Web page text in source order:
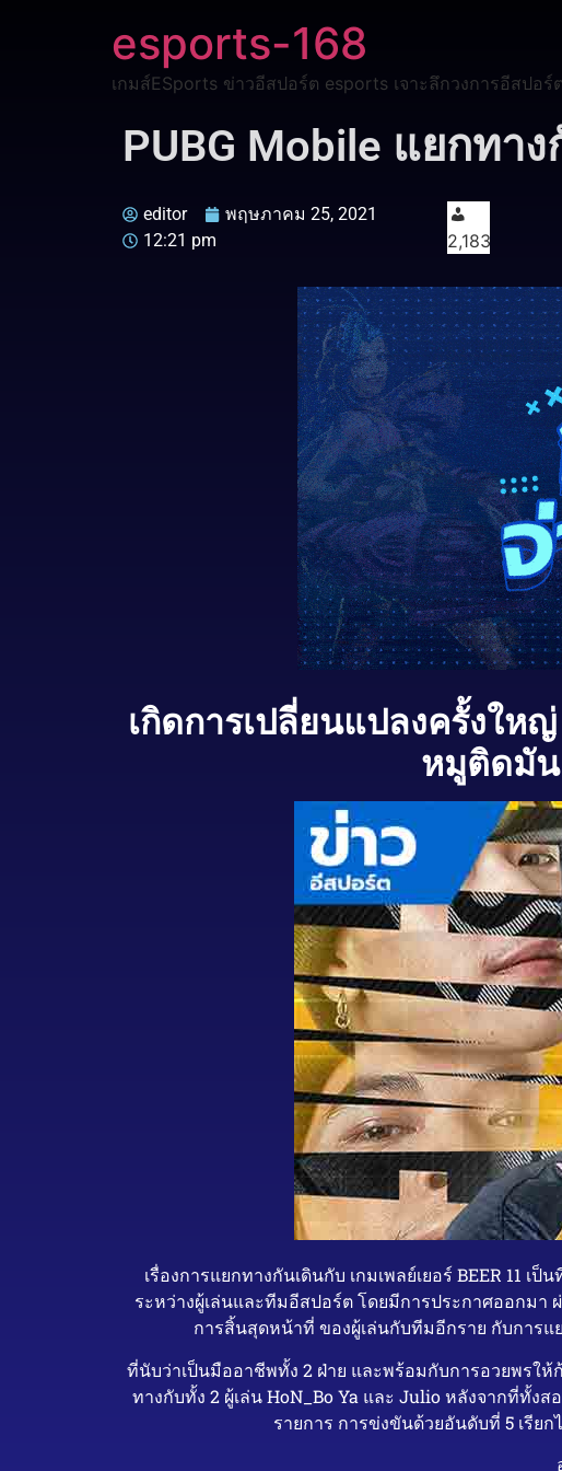
esports-168
เกมส์ESports ข่าวอีสปอร์ต esports เจาะลึกวงการอีสปอร์ต
PUBG Mobile แยกทา
editor
พฤษภาคม 25, 2021
12:21 pm
2,183
เกิดการเปลี่ยนแปลงครั้งให
หมูติดมัน
เรื่องการแยกทางกันเดินกับ เกมเพลย์เยอร์ BEER 11
ระหว่างผู้เล่นและทีมอีสปอร์ต โดยมีการประกาศออกม
การสิ้นสุดหน้าที่ ของผู้เล่นกับทีมอีกราย กับการแ
ที่นับว่าเป็นมืออาชีพทั้ง 2 ฝ่าย และพร้อมกับการอวยพรให้
ทางกับทั้ง 2 ผู้เล่น HoN_Bo Ya และ Julio หลังจากที่ทั้ง
รายการ การข่งขันด้วยอันดับที่ 5 เรีย